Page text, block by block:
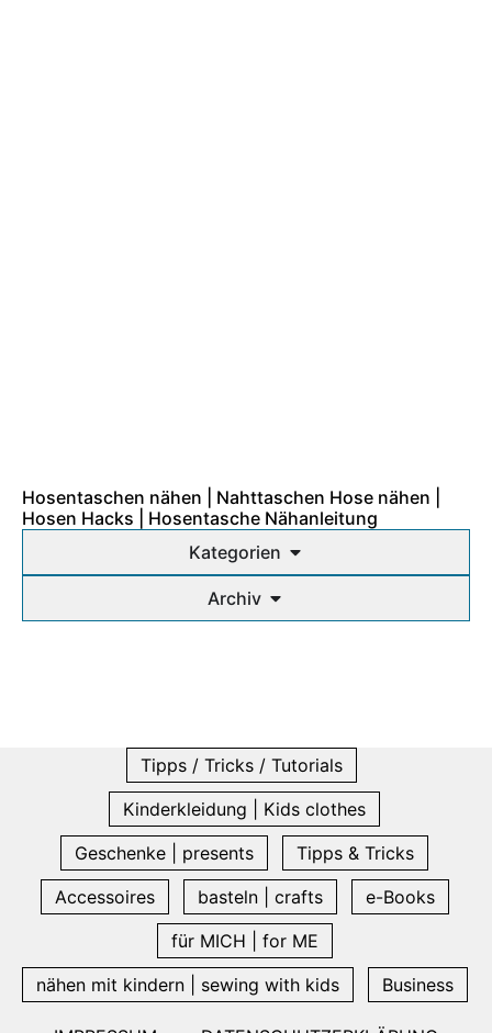
Hosentaschen nähen | Nahttaschen Hose nähen |
Hosen Hacks | Hosentasche Nähanleitung
Kategorien
Archiv
Tipps / Tricks / Tutorials
Kinderkleidung | Kids clothes
Geschenke | presents
Tipps & Tricks
Accessoires
basteln | crafts
e-Books
für MICH | for ME
nähen mit kindern | sewing with kids
Business